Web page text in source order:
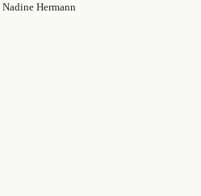
Nadine Hermann